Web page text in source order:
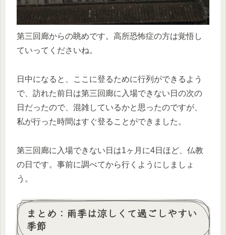
第三回廊からの眺めです。高所恐怖症の方は覚悟し
ていってくださいね。
日中になると、ここに登るために行列ができるよう
で、訪れた前日は第三回廊に入場できない日の次の
日だったので、混雑しているかと思ったのですが、
私が行った時間はすぐ登ることができました。
第三回廊に入場できない日は1ヶ月に4日ほど、仏教
の日です。事前に調べてから行くようにしましょ
う。
まとめ：雨季は涼しくて過ごしやすい
季節